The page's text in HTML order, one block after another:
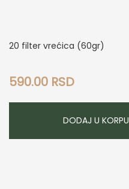
20 filter vrećica (60gr)
590.00 RSD
DODAJ U KORPU